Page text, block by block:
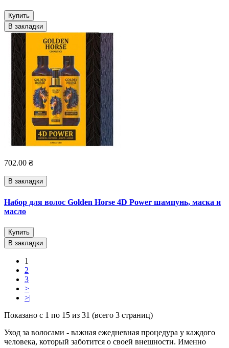
Купить
В закладки
702.00 ₴
В закладки
Набор для волос Golden Horse 4D Power шампунь, маска и
масло
Купить
В закладки
1
2
3
>
>|
Показано с 1 по 15 из 31 (всего 3 страниц)
Уход за волосами - важная ежедневная процедура у каждого
человека, который заботится о своей внешности. Именно